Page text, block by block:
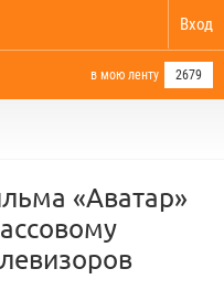
Вход
в мою ленту 2679
«Аватар»